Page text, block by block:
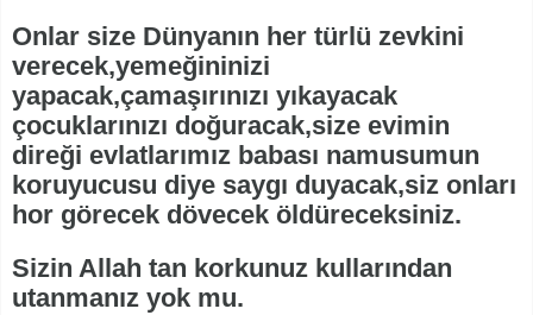
Onlar size Dünyanın her türlü zevkini
verecek,yemeğininizi
yapacak,çamaşırınızı yıkayacak
çocuklarınızı doğuracak,size evimin
direği evlatlarımız babası namusumun
koruyucusu diye saygı duyacak,siz onları
hor görecek dövecek öldüreceksiniz.
Sizin Allah tan korkunuz kullarından
utanmanız yok mu.